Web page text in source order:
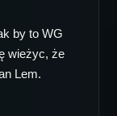
by to WG
wieżyc, że
Lem.